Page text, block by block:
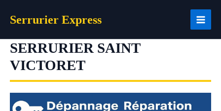
Serrurier Express
SERRURIER SAINT
VICTORET